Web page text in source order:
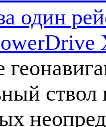
один